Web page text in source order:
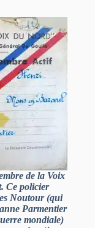
de la Voix
Ce policier
Noutour (qui
Parmentier
mondiale)